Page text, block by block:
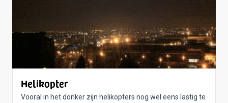
Helikopter
Vooral in het donker zijn helikopters nog wel eens lastig te